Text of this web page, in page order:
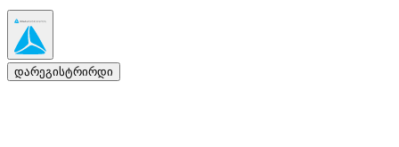
დარეგისტრირდი